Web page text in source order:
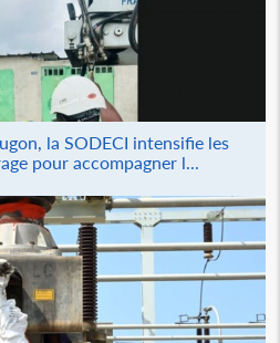
la SODECI intensifie les
pour accompagner l...